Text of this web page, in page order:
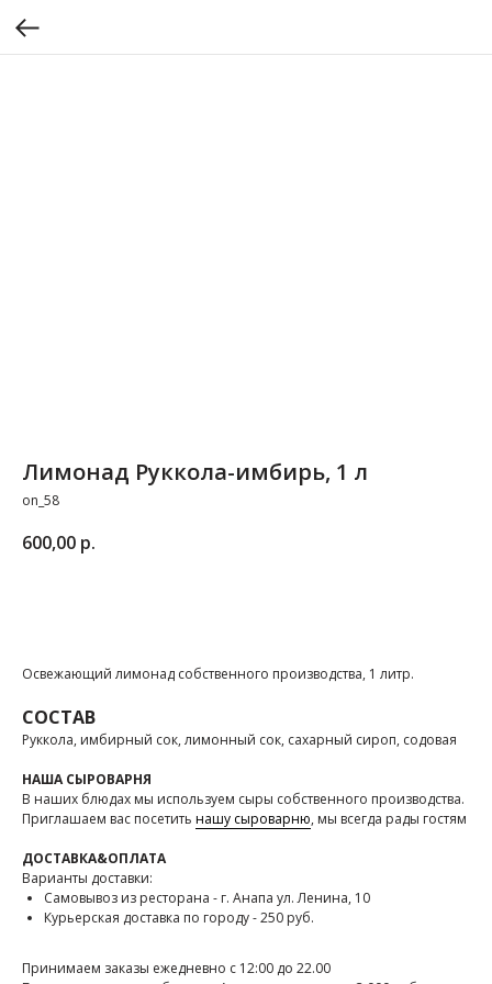
Лимонад Руккола-имбирь, 1 л
on_58
600,00 р.
Освежающий лимонад собственного производства, 1 литр.
СОСТАВ
Руккола, имбирный сок, лимонный сок, сахарный сироп, содовая
НАША СЫРОВАРНЯ
В наших блюдах мы используем сыры собственного производства.
Приглашаем вас посетить нашу сыроварню, мы всегда рады гостям
ДОСТАВКА&ОПЛАТА
Варианты доставки:
Самовывоз из ресторана - г. Анапа ул. Ленина, 10
Курьерская доставка по городу - 250 руб.
Принимаем заказы ежедневно с 12:00 до 22.00